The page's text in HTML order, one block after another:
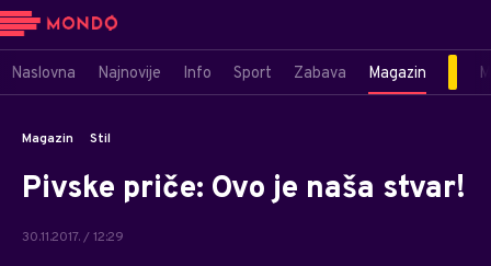
Naslovna Najnovije Info Sport Zabava Magazin
Magazin Stil
Pivske priče: Ovo je naša stvar!
30.11.2017. / 12:29